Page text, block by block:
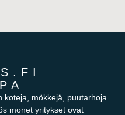
koteja, mökkejä, puutarhoja
monet yritykset ovat